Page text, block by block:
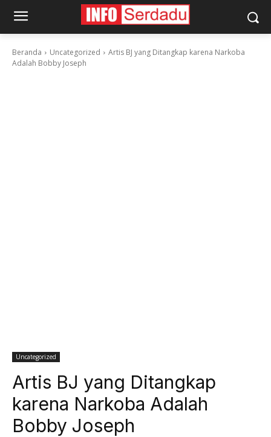
Beranda Uncategorized
Artis BJ yang Ditangkap karena Narkoba
Adalah Bobby Joseph
Uncategorized
Artis BJ yang Ditangkap
karena Narkoba Adalah
Bobby Joseph